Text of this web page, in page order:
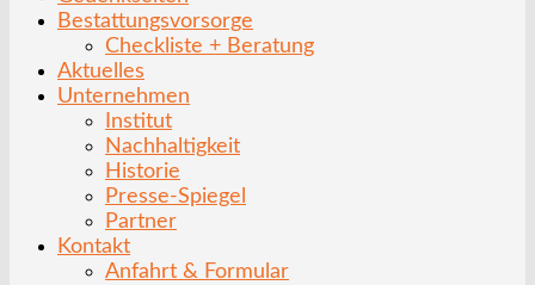
Bestattungsvorsorge
Checkliste + Beratung
Aktuelles
Unternehmen
Institut
Nachhaltigkeit
Historie
Presse-Spiegel
Partner
Kontakt
Anfahrt & Formular